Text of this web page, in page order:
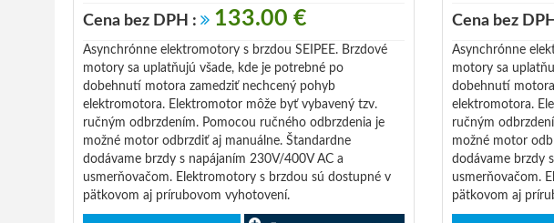
Cena bez DPH : 133.00 €
Asynchrónne elektromotory s brzdou SEIPEE. Brzdové
motory sa uplatňujú všade, kde je potrebné po
dobehnutí motora zamedziť nechcený pohyb
elektromotora. Elektromotor môže byť vybavený tzv.
ručným odbrzdením. Pomocou ručného odbrzdenia je
možné motor odbrzdiť aj manuálne. Štandardne
dodávame brzdy s napájaním 230V/400V AC a
usmerňovačom. Elektromotory s brzdou sú dostupné v
pätkovom aj prírubovom vyhotovení.
Cena bez
Asynchrónne
motory sa
dobehnutí
elektromotora.
ručným
možné motor
dodávame brzdy
usmerňovačom.
pätkovom aj